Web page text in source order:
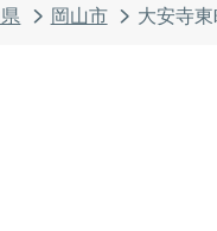
岡山市 大安寺